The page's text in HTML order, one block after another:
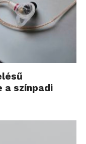
színpadi